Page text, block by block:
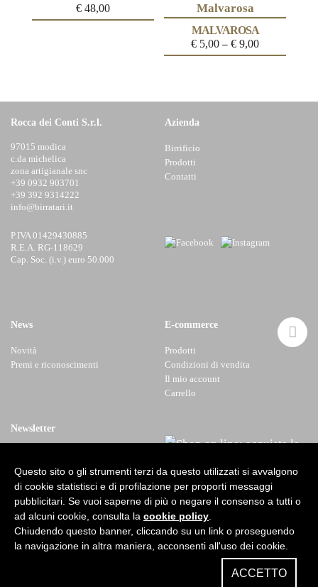
€48,00
MALVAROSA
€ 5,00–€ 9,00
Rocca dei Conti S.r.l.
97015 modica
c.da michelica
zona artigianale snc
+39 0932 903701
+39 392 9314222
info@birratari.it
P.IVA 01429430885
R.E.A. RG-118629
Cap. Soc. (i.v.) euro 50.000
Azienda
Birrificio
Prodotti
Contatti
News
Novità
Premi e riconoscimenti
Newsletter
E-commerce
Prodotti
Condizioni di vendita
Il mio account
Carrello
ACCETTO
Questo sito o gli strumenti terzi da questo utilizzati si avvalgono
di cookie statistisci e di profilazione per proporti messaggi
pubblicitari. Se vuoi saperne di più o negare il consenso a tutti o
ad alcuni cookie, consulta la cookie policy
Chiudendo questo banner, cliccando su un link o proseguendo
la navigazione in altra maniera, acconsenti all'uso dei cookie.